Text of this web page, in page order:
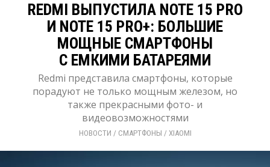
REDMI ВЫПУСТИЛА NOTE 15 PRO
И NOTE 15 PRO+: БОЛЬШИЕ
МОЩНЫЕ СМАРТФОНЫ
С ЕМКИМИ БАТАРЕЯМИ
Redmi представила смартфоны, которые
порадуют не только мощным железом, но
также прекрасными фото- и
видеовозможностями
НОВОСТИ / СМАРТФОНЫ / XIAOMI